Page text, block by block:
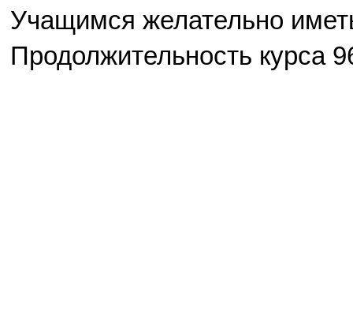
Учащимся желательно
Продолжительность курса